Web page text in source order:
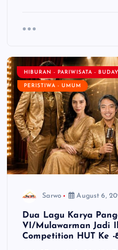
HIBURAN - PARIWISATA -
PERISTIWA - UMUM
Sarwo August 6,
Dua Lagu Karya
VI/Mulawarman Jadi
Competition HUT Ke -